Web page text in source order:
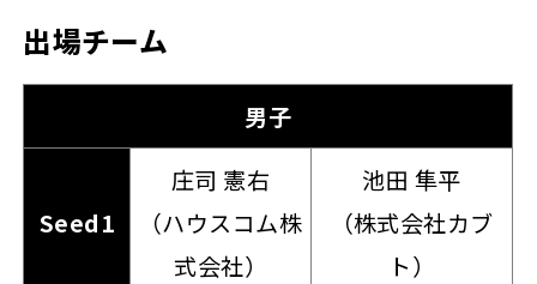
出場チーム
男子
Seed1
庄司 憲右
（ハウスコム株
式会社）
池田 隼平
（株式会社カブ
ト）